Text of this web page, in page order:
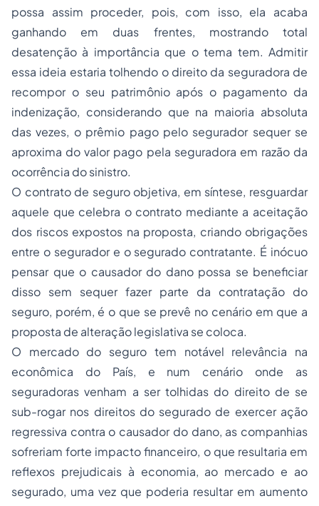
possa assim proceder, pois, com isso, ela acaba
ganhando em duas frentes, mostrando total
desatenção à importância que o tema tem. Admitir
essa ideia estaria tolhendo o direito da seguradora de
recompor o seu patrimônio após o pagamento da
indenização, considerando que na maioria absoluta
das vezes, o prêmio pago pelo segurador sequer se
aproxima do valor pago pela seguradora em razão da
ocorrência do sinistro.
O contrato de seguro objetiva, em síntese, resguardar
aquele que celebra o contrato mediante a aceitação
dos riscos expostos na proposta, criando obrigações
entre o segurador e o segurado contratante. É inócuo
pensar que o causador do dano possa se beneficiar
disso sem sequer fazer parte da contratação do
seguro, porém, é o que se prevê no cenário em que a
proposta de alteração legislativa se coloca.
O mercado do seguro tem notável relevância na
econômica do País, e num cenário onde as
seguradoras venham a ser tolhidas do direito de se
sub-rogar nos direitos do segurado de exercer ação
regressiva contra o causador do dano, as companhias
sofreriam forte impacto financeiro, o que resultaria em
reflexos prejudicais à economia, ao mercado e ao
segurado, uma vez que poderia resultar em aumento